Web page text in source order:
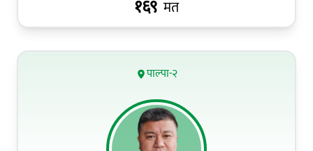
१६९ मत
पाल्पा-२